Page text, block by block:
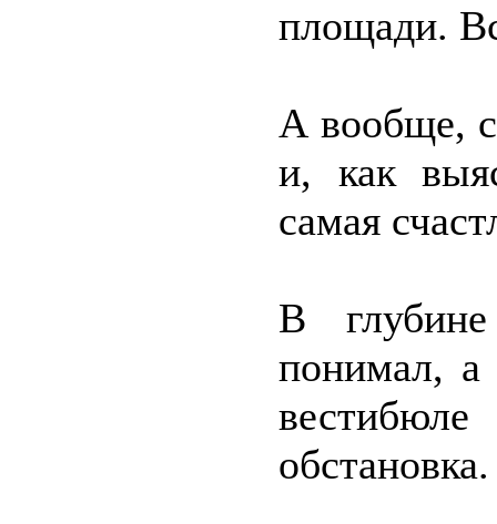
площади.
А вообще,
и, как
самая
В
понимал, а
обстановка.